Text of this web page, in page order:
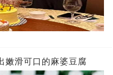
嫩滑可口的麻婆豆腐